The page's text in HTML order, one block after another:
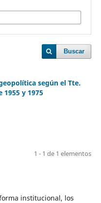
Buscar
según el Tte.
y 1975
1 - 1 de 1 elementos
institucional, los